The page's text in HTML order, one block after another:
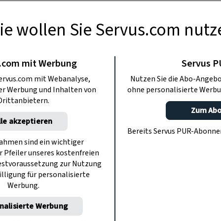
wieder frisch
die Schuhe in Gegenwart anderer
etwas dagegen zu unternehmen.
wollen Sie Servus.com
mit Werbung
mit Webanalyse,
Werbung und Inhalten von
akzeptieren
sind ein wichtiger
unseres kostenfreien
zur Nutzung
für personalisierte
Werbung.
Werbung
Servus
Nutzen Sie die Abo-
ohne personalisierte
Zum
Bereits Servus PUR-